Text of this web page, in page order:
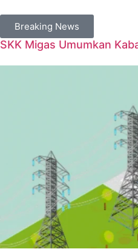
Breaking News
SKK Migas Umumkan